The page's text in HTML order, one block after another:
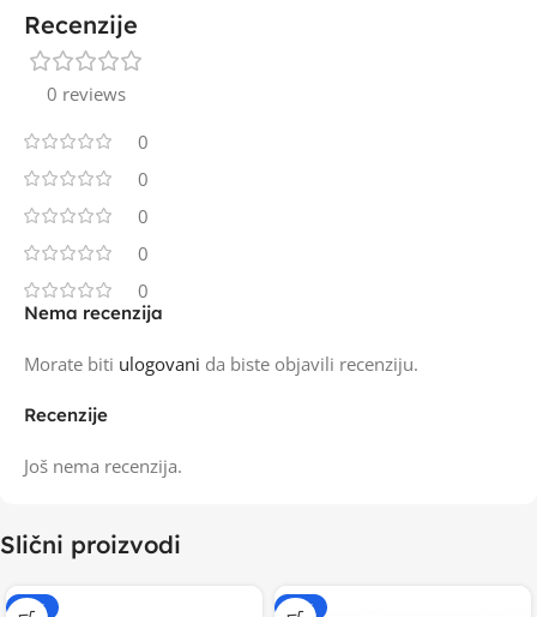
Recenzije
0 reviews
0
0
0
0
0
Recenzije
Još nema recenzija.
Nema recenzija
Morate biti ulogovani da biste objavili recenziju.
Slični proizvodi
-15% -15%